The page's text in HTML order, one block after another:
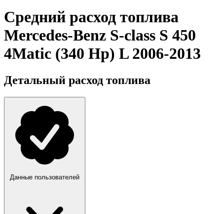
Средний расход топлива
Mercedes-Benz S-class S 450
4Matic (340 Hp) L 2006-2013
Детальный расход топлива
Данные пользователей